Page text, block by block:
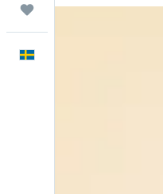
Trips